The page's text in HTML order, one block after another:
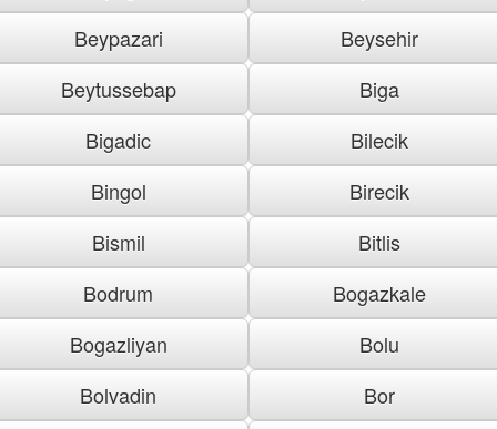
Beypazari
Beysehir
Beytussebap
Biga
Bigadic
Bilecik
Bingol
Birecik
Bismil
Bitlis
Bodrum
Bogazkale
Bogazliyan
Bolu
Bolvadin
Bor